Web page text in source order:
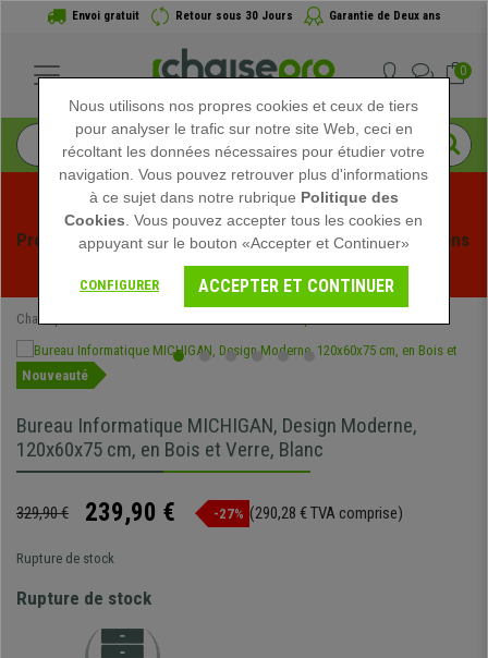
Envoi gratuit Retour sous 30 Jours Garantie de Deux ans
0
Profitez des soldes d'été chez Chaisepro ! Des réductions
exclusives pour une durée limitée - Voir l'offre
Chaisepro
Nouveauté
Bureau Informatique MICHIGAN, Design Moderne,
120x60x75 cm, en Bois et Verre, Blanc
329,90 € 239,90 € -27% (290,28 € TVA comprise)
Rupture de stock
Rupture de stock
Nous utilisons nos propres cookies et ceux de tiers
pour analyser le trafic sur notre site Web, ceci en
récoltant les données nécessaires pour étudier votre
navigation. Vous pouvez retrouver plus d'informations
à ce sujet dans notre rubrique Politique des
Cookies . Vous pouvez accepter tous les cookies en
appuyant sur le bouton «Accepter et Continuer»
CONFIGURER ACCEPTER ET CONTINUER